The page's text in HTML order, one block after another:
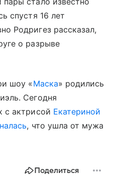
спустя 16 лет
Родригез рассказал,
о разрыве
шоу «Маска» родились
Сегодня
с актрисой Екатериной
, что ушла от мужа
Поделиться